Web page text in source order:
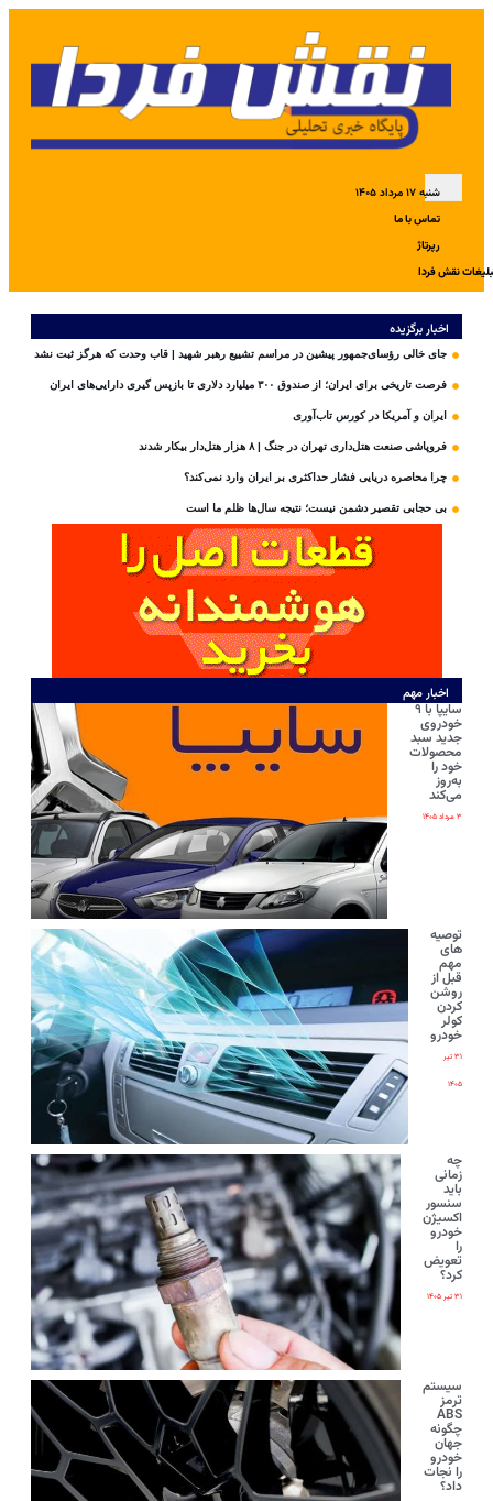
شنبه ۱۷ مرداد ۱۴۰۵
تماس با ما
رپرتاژ
نقش فردا
اخبار برگزیده
جای خالی رؤسای‌جمهور پیشین در مراسم تشییع رهبر شهید | قاب وحدت که هرگز ثبت نشد
فرصت تاریخی برای ایران؛ از صندوق ۳۰۰ میلیارد دلاری تا بازپس گیری دارایی‌های ایران
ایران و آمریکا در کورس تاب‌آوری
فروپاشی صنعت هتل‌داری تهران در جنگ | ۸ هزار هتل‌دار بیکار شدند
چرا محاصره دریایی فشار حداکثری بر ایران وارد نمی‌کند؟
بی‌ حجابی تقصیر دشمن نیست؛ نتیجه سال‌ها ظلم ما است
اخبار مهم
سایپا با ۹
خودروی
جدید سبد
محصولات
خود را
به‌روز
می‌کند
۳ مرداد ۱۴۰۵
توصیه
های
مهم
قبل از
روشن
کردن
کولر
خودرو
۳۱ تیر
۱۴۰۵
چه
زمانی
باید
سنسور
اکسیژن
خودرو
را
تعویض
کرد؟
۳۱ تیر ۱۴۰۵
سیستم
ترمز
ABS
چگونه
جهان
خودرو
را نجات
داد؟